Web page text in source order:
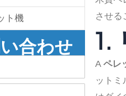
ト機
合わせ
させる
1.
Aペレ
ット